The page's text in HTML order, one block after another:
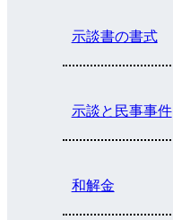
示談書の書式
示談と民事事件
和解金